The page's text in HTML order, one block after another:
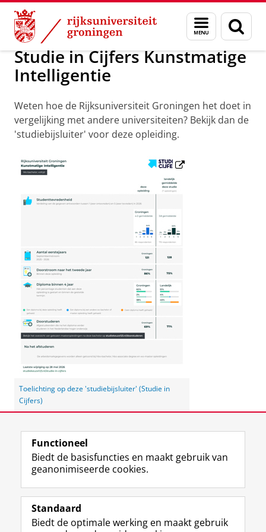
Skip
Content
Skip
Navigation
Menu
en
zoeken
Onderwijs Kunstmatige Intelligentie
Studie in Cijfers Kunstmatige
Intelligentie
Weten hoe de Rijksuniversiteit Groningen het doet in
vergelijking met andere universiteiten? Bekijk dan de
'studiebijsluiter' voor deze opleiding.
Toelichting op deze 'studiebijsluiter' (Studie in
Cijfers)
Laatst gewijzigd: 23 juni 2026 11:08
Volg de RUG
F
a
e
L
i
k
R
S
-
I
n
t
Y
o
T
Studiekiezers
Functioneel
Biedt de basisfuncties en maakt gebruik van
geanonimiseerde cookies.
Standaard
Biedt de optimale werking en maakt gebruik